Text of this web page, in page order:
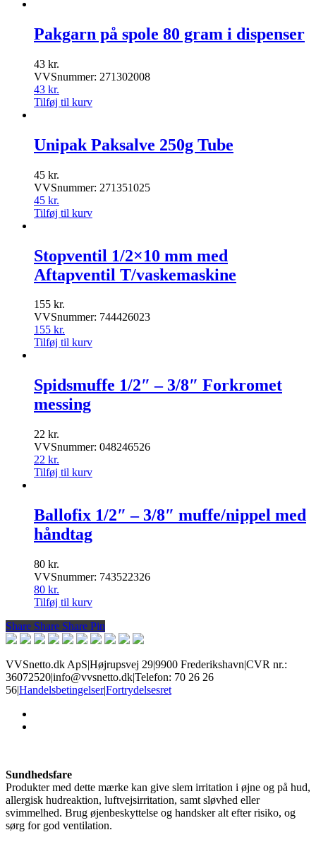
Pakgarn på spole 80 gram i dispenser
43 kr.
VVSnummer: 271302008
43 kr.
Tilføj til kurv
Unipak Paksalve 250g Tube
45 kr.
VVSnummer: 271351025
45 kr.
Tilføj til kurv
Stopventil 1/2×10 mm med
Aftapventil T/vaskemaskine
155 kr.
VVSnummer: 744426023
155 kr.
Tilføj til kurv
Spidsmuffe 1/2″ – 3/8″ Forkromet
messing
22 kr.
VVSnummer: 048246526
22 kr.
Tilføj til kurv
Ballofix 1/2″ – 3/8″ muffe/nippel med
håndtag
80 kr.
VVSnummer: 743522326
80 kr.
Tilføj til kurv
Share
Share Share Share Pin
VVSnetto.dk ApS|Højrupsvej 29|9900 Frederikshavn|CVR nr.:
36072520|info@vvsnetto.dk|Telefon: 70 26 26
56|Handelsbetingelser|Fortrydelsesret
Sundhedsfare
Produkter med dette mærke kan give slem irritation i øjne og på hud,
allergisk hudreaktion, luftvejsirritation, samt sløvhed eller
svimmelhed. Brug øjenbeskyttelse og handsker alt efter risiko, og
sørg for god ventilation.